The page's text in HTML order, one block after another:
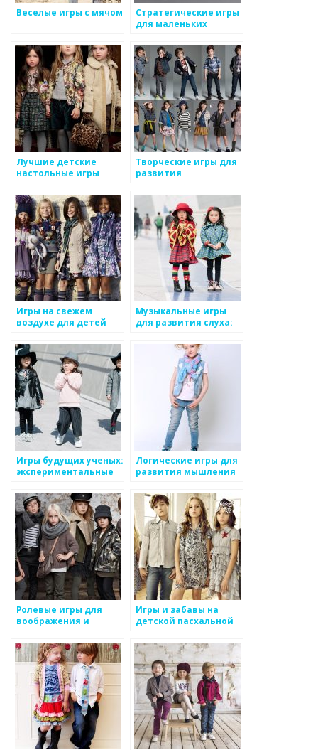
Веселые игры с мячом
Стратегические игры
для маленьких
Лучшие детские
настольные игры
Творческие игры для
развития
Игры на свежем
воздухе для детей
Музыкальные игры
для развития слуха:
музыкальному
Игры будущих ученых:
экспериментальные
молодых гениев
Логические игры для
развития мышления
Ролевые игры для
воображения и
важность и
преимущества
Игры и забавы на
детской пасхальной